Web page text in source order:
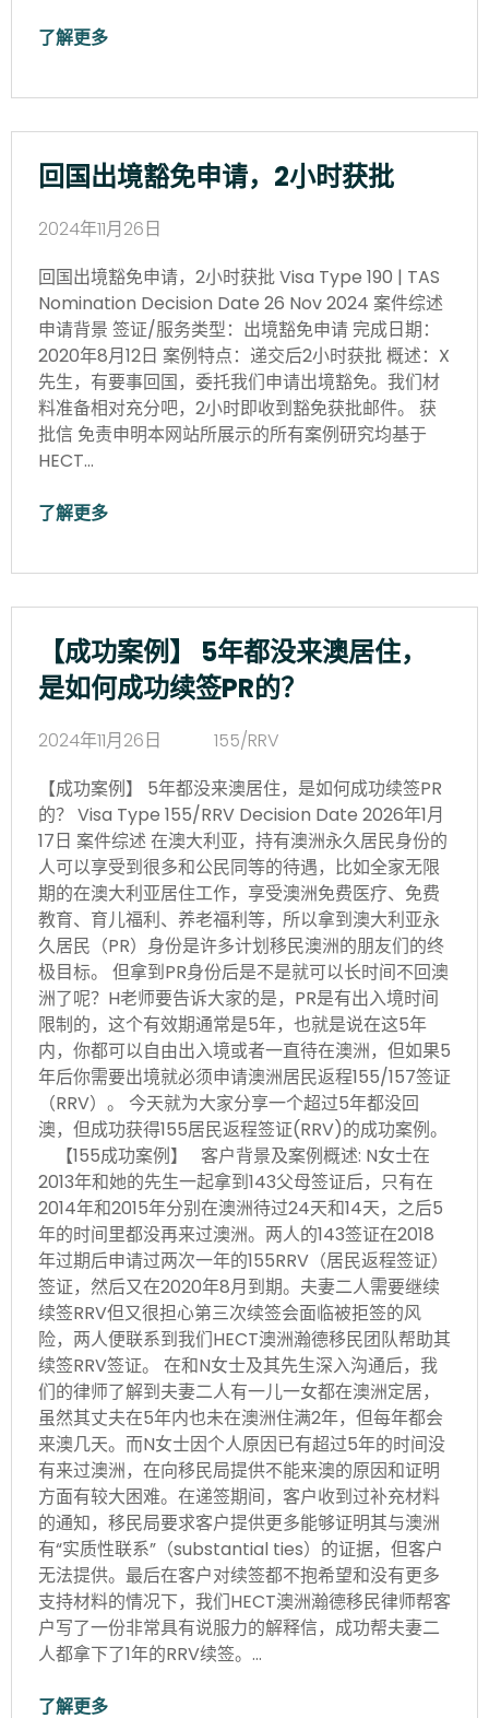
了解更多
回国出境豁免申请，2小时获批
2024年11月26日
回国出境豁免申请，2小时获批 Visa Type 190 | TAS
Nomination Decision Date 26 Nov 2024 案件综述
申请背景 签证/服务类型：出境豁免申请 完成日期：
2020年8月12日 案例特点：递交后2小时获批 概述：X
先生，有要事回国，委托我们申请出境豁免。我们材
料准备相对充分吧，2小时即收到豁免获批邮件。 获
批信 免责申明本网站所展示的所有案例研究均基于
HECT…
了解更多
【成功案例】 5年都没来澳居住，
是如何成功续签PR的？
2024年11月26日
155/RRV
【成功案例】 5年都没来澳居住，是如何成功续签PR
的？ Visa Type 155/RRV Decision Date 2026年1月
17日 案件综述 在澳大利亚，持有澳洲永久居民身份的
人可以享受到很多和公民同等的待遇，比如全家无限
期的在澳大利亚居住工作，享受澳洲免费医疗、免费
教育、育儿福利、养老福利等，所以拿到澳大利亚永
久居民（PR）身份是许多计划移民澳洲的朋友们的终
极目标。 但拿到PR身份后是不是就可以长时间不回澳
洲了呢？H老师要告诉大家的是，PR是有出入境时间
限制的，这个有效期通常是5年，也就是说在这5年
内，你都可以自由出入境或者一直待在澳洲，但如果5
年后你需要出境就必须申请澳洲居民返程155/157签证
（RRV）。 今天就为大家分享一个超过5年都没回
澳，但成功获得155居民返程签证(RRV)的成功案例。
【155成功案例】 客户背景及案例概述: N女士在
2013年和她的先生一起拿到143父母签证后，只有在
2014年和2015年分别在澳洲待过24天和14天，之后5
年的时间里都没再来过澳洲。两人的143签证在2018
年过期后申请过两次一年的155RRV（居民返程签证）
签证，然后又在2020年8月到期。夫妻二人需要继续
续签RRV但又很担心第三次续签会面临被拒签的风
险，两人便联系到我们HECT澳洲瀚德移民团队帮助其
续签RRV签证。 在和N女士及其先生深入沟通后，我
们的律师了解到夫妻二人有一儿一女都在澳洲定居，
虽然其丈夫在5年内也未在澳洲住满2年，但每年都会
来澳几天。而N女士因个人原因已有超过5年的时间没
有来过澳洲，在向移民局提供不能来澳的原因和证明
方面有较大困难。在递签期间，客户收到过补充材料
的通知，移民局要求客户提供更多能够证明其与澳洲
有“实质性联系”（substantial ties）的证据，但客户
无法提供。最后在客户对续签都不抱希望和没有更多
支持材料的情况下，我们HECT澳洲瀚德移民律师帮客
户写了一份非常具有说服力的解释信，成功帮夫妻二
人都拿下了1年的RRV续签。…
了解更多